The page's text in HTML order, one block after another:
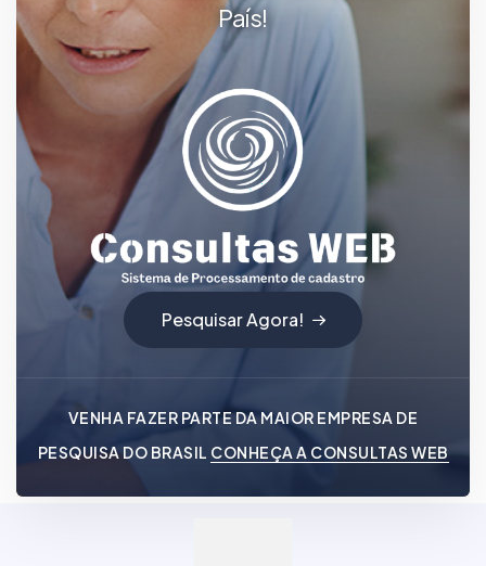
País!
Pesquisar Agora!
VENHA FAZER PARTE DA MAIOR EMPRESA DE
PESQUISA DO BRASIL CONHEÇA A CONSULTAS WEB